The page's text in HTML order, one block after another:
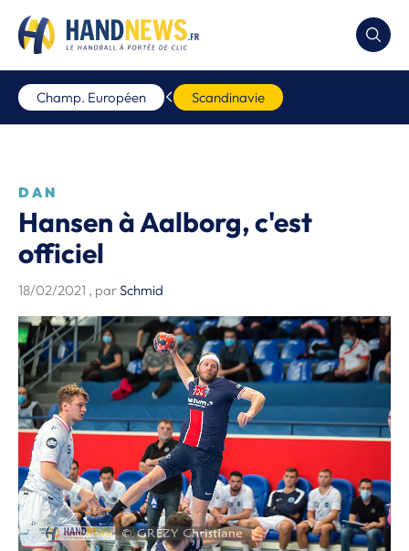
Champ. Européen Scandinavie
DAN
Hansen à Aalborg, c'est
officiel
18/02/2021 , parSchmid